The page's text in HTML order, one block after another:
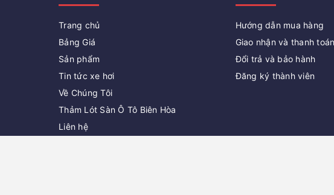
Trang chủ
Bảng Giá
Sản phẩm
Tin tức xe hơi
Về Chúng Tôi
Thảm Lót Sàn Ô Tô Biên Hòa
Liên hệ
Hướng dẫn mua hàng
Giao nhận và thanh toán
Đổi trả và bảo hành
Đăng ký thành viên